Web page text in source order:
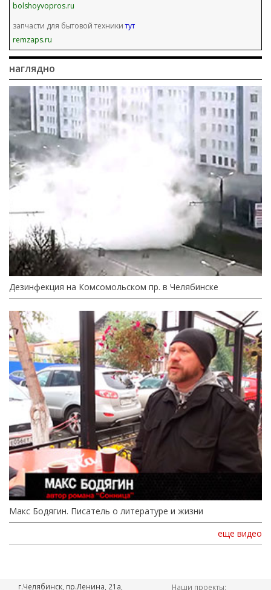
bolshoyvopros.ru
запчасти для бытовой техникитут
remzaps.ru
наглядно
Дезинфекция на Комсомольском пр. в Челябинске
Макс Бодягин. Писатель о литературе и жизни
еще видео
г.Челябинск, пр.Ленина, 21а, Наши проекты: